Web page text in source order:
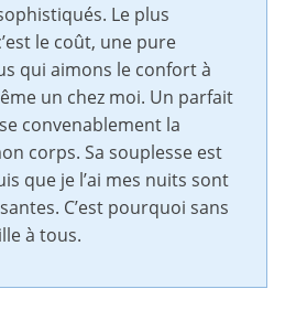
Le plus
le coût, une pure
qui aimons le confort à
un chez moi. Un parfait
convenablement la
corps. Sa souplesse est
que je l’ai mes nuits sont
C’est pourquoi sans
à tous.